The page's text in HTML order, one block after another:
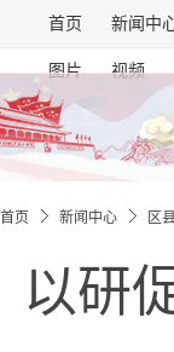
首页 新闻中
图片 视频
首页 新闻中心 区
以研